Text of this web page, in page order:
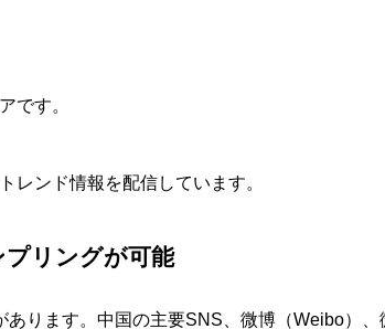
です。
レンド情報を配信しています。
プリングが可能
ります。中国の主要SNS、 微博（Weibo）、